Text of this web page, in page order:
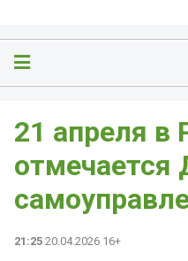
21 апреля в
отмечается
21:25 20.04.2026 16+